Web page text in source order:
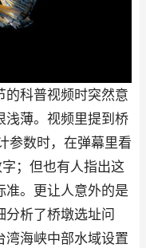
的科普视频时突然意
浅薄。视频里提到桥
参数时，在弹幕里看
；但也有人指出这
准。更让人意外的是
分析了桥墩选址问
湾海峡中部水域设置